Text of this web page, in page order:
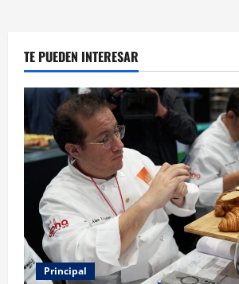
TE PUEDEN INTERESAR
Principal